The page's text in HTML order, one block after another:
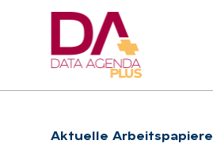
Hauptnavigation
Ak­tu­el­le Ar­beits­pa­pie­re